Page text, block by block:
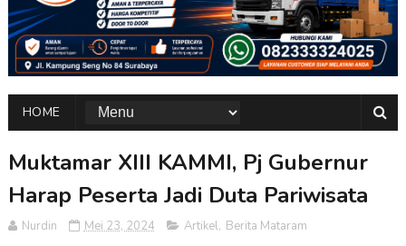
HOME
Muktamar XIII KAMMI, Pj Gubernur
Harap Peserta Jadi Duta Pariwisata
Nurdin Mei 23, 2024 Artikel, Berita Mataram